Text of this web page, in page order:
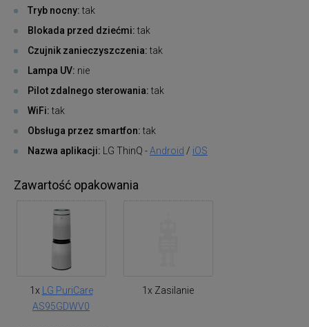
Tryb nocny:tak
Blokada przed dziećmi:tak
Czujnik zanieczyszczenia:tak
Lampa UV: nie
Pilot zdalnego sterowania:tak
WiFi:tak
Obsługa przez smartfon:tak
Nazwa aplikacji: LG ThinQ -Android / iOS
Zawartość opakowania
1x LG PuriCare
AS95GDWV0
1x Zasilanie